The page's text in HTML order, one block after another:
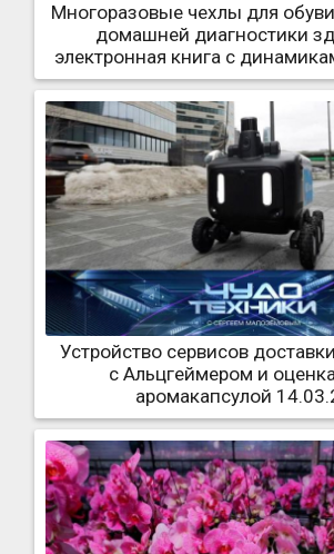
Многоразовые чехлы для
домашней диагностики
электронная книга с
Устройство сервисов
с Альцгеймером и
аромакапсулой